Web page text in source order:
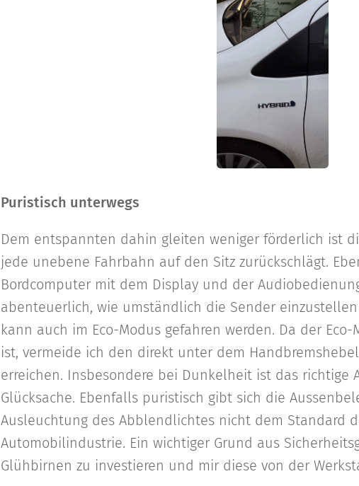
Puristisch unterwegs
Dem entspannten dahin gleiten weniger förderlich ist
jede unebene Fahrbahn auf den Sitz zurückschlägt.
Bordcomputer mit dem Display und der
abenteuerlich, wie umständlich die Sender
kann auch im Eco-Modus gefahren werden. Da der
ist, vermeide ich den direkt unter dem
erreichen. Insbesondere bei Dunkelheit ist das richtige
Glücksache. Ebenfalls puristisch gibt sich die
Ausleuchtung des Abblendlichtes nicht dem Standard
Automobilindustrie. Ein wichtiger Grund aus
Glühbirnen zu investieren und mir diese von der